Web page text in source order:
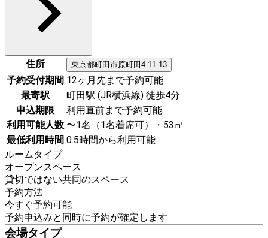
住所 東京都町田市原町田4-11-13
予約受付期間 12ヶ月先まで予約可能
最寄駅
町田駅 (JR横浜線) 徒歩4分
申込期限
利用直前まで予約可能
利用可能人数 〜1名（1名着席可）・53㎡
最低利用時間 0.5時間から利用可能
ルームタイプ
オープンスペース
貸切ではない共同のスペース
予約方法
今すぐ予約可能
予約申込みと同時に予約が確定します
会場タイプ